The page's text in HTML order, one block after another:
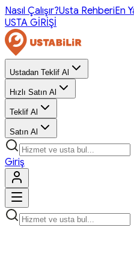
Nasıl Çalışır?Usta RehberiEn
USTA GİRİŞİ
Ustadan Teklif Al
Hızlı Satın Al
Teklif Al
Satın Al
Giriş